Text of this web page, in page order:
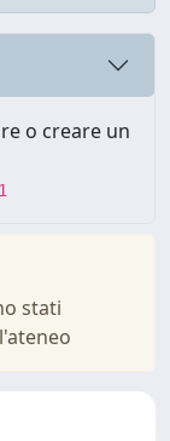
o creare un
stati